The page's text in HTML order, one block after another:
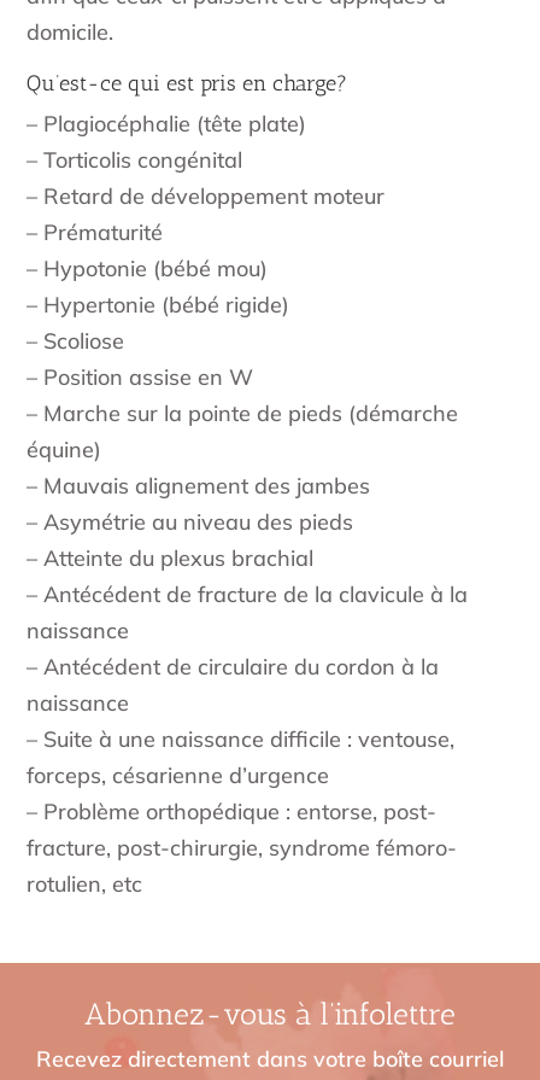
domicile.
Qu’est-ce qui est pris en charge?
– Plagiocéphalie (tête plate)
– Torticolis congénital
– Retard de développement moteur
– Prématurité
– Hypotonie (bébé mou)
– Hypertonie (bébé rigide)
– Scoliose
– Position assise en W
– Marche sur la pointe de pieds (démarche
équine)
– Mauvais alignement des jambes
– Asymétrie au niveau des pieds
– Atteinte du plexus brachial
– Antécédent de fracture de la clavicule à la
naissance
– Antécédent de circulaire du cordon à la
naissance
– Suite à une naissance difficile : ventouse,
forceps, césarienne d’urgence
– Problème orthopédique : entorse, post-
fracture, post-chirurgie, syndrome fémoro-
rotulien, etc
Abonnez-vous à l’infolettre
Recevez directement dans votre boîte courriel